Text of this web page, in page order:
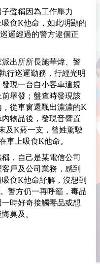
聲稱因為工作壓力
食K他命，如此明顯的
邏經過的警方逮個正
出所所長施華煒、警
行巡邏勤務，行經光明
現一台自小客車違規
舉發；盤查時發現該
從車窗還飄出濃濃的K
物品後，發現音響置
及K菸一支，曾姓駕駛
車上吸食K他命。
，自己是某電信公司
戶及公司業務，感到
食K他命紓解，沒想到
警方仍一再呼籲，毒品
時好奇接觸毒品或想
莫及。